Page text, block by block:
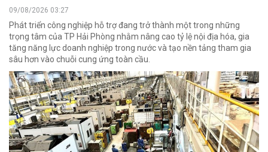
09/08/2026 03:27
Phát triển công nghiệp hỗ trợ đang trở thành một trong những
trọng tâm của TP Hải Phòng nhằm nâng cao tỷ lệ nội địa hóa, gia
tăng năng lực doanh nghiệp trong nước và tạo nền tảng tham gia
sâu hơn vào chuỗi cung ứng toàn cầu.